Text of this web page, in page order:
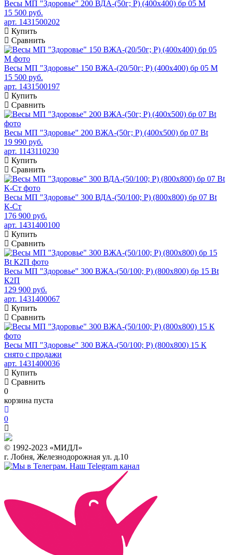
Весы МП "Здоровье" 200 ВДА-(50г; Р) (400х400) бр 05 М
15 500 руб.
арт. 1431500202
Купить
Сравнить
Весы МП "Здоровье" 150 ВЖА-(20/50г; Р) (400х400) бр 05 М
15 500 руб.
арт. 1431500197
Купить
Сравнить
Весы МП "Здоровье" 200 ВЖА-(50г; Р) (400х500) бр 07 Bt
19 990 руб.
арт. 1143110230
Купить
Сравнить
Весы МП "Здоровье" 300 ВДА-(50/100; Р) (800х800) бр 07 Bt
К-Ст
176 900 руб.
арт. 1431400100
Купить
Сравнить
Весы МП "Здоровье" 300 ВЖА-(50/100; Р) (800х800) бр 15 Bt
К2П
129 900 руб.
арт. 1431400067
Купить
Сравнить
Весы МП "Здоровье" 300 ВЖА-(50/100; Р) (800х800) 15 К
снято с продажи
арт. 1431400036
Купить
Сравнить
0
корзина пуста
0
© 1992-2023 «МИДЛ»
г. Лобня, Железнодорожная ул. д.10
Наш Telegram канал